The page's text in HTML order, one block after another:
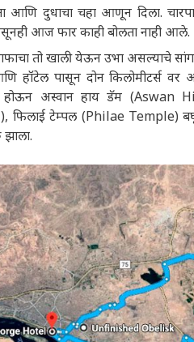
आणि दुधाचा चहा आणून दिला.
आज फार काही बोलता नाही आले.
तो खाली येऊन उभा असल्याचे
हॉटेल पासून दोन किलोमीटर्स
अस्वान हाय डॅम (Aswan
टेम्पल (Philae Temple)
झाला.